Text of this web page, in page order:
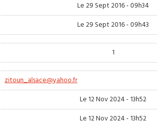
Le 29 Sept 2016 - 09h34
Le 29 Sept 2016 - 09h43
1
zitoun_alsace@yahoo.fr
Le 12 Nov 2024 - 13h52
Le 12 Nov 2024 - 13h52